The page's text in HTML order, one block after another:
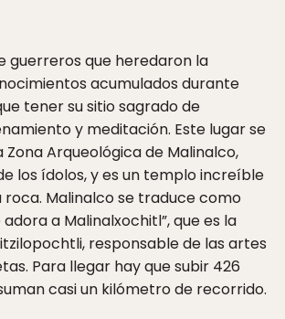
guerreros que heredaron la
acumulados durante
tener su sitio sagrado de
y meditación. Este lugar se
Arqueológica de Malinalco,
los ídolos, y es un templo increíble
Malinalco se traduce como
a Malinalxochitl”, que es la
responsable de las artes
Para llegar hay que subir 426
casi un kilómetro de recorrido.